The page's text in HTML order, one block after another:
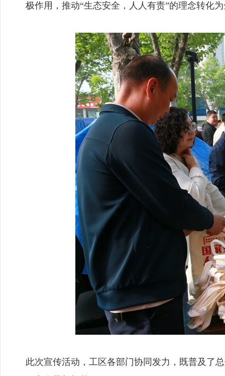
极作用，推动“生态安全，人人有责”的理念转化
此次宣传活动，工区各部门协同发力，既普及了